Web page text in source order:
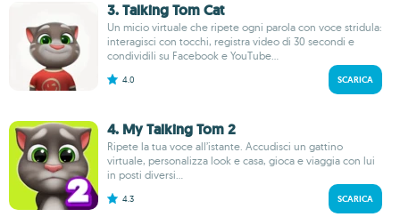
3. Talking Tom Cat
Un micio virtuale che ripete ogni parola con voce stridula:
interagisci con tocchi, registra video di 30 secondi e
condividili su Facebook e YouTube...
4.0 SCARICA
4. My Talking Tom 2
Ripete la tua voce all’istante. Accudisci un gattino
virtuale, personalizza look e casa, gioca e viaggia con lui
in posti diversi...
4.3 SCARICA